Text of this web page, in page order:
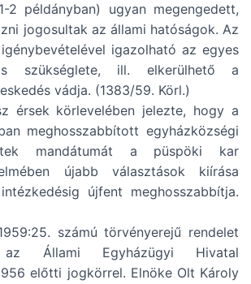
2 példányban) ugyan megengedett,
jogosultak az állami hatóságok. Az
igazolható az egyes
szükséglete, ill. elkerülhető a
vádja. (1383/59. Körl.)
érsek körlevelében jelezte, hogy a
meghosszabbított egyházközségi
mandátumát a püspöki kar
újabb választások kiírása
újfent meghosszabbítja.
számú törvényerejű rendelet
az Állami Egyházügyi Hivatal
előtti jogkörrel. Elnöke Olt Károly